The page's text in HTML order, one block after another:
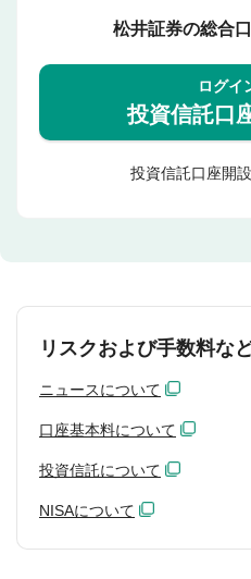
松井証券の総合
ログイ
投資信託口
投資信託口座開
リスクおよび手数料な
ニュースについて
口座基本料について
投資信託について
NISAについて